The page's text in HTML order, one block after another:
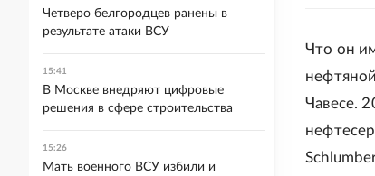
Что он
Чавесе.
Четверо белгородцев ранены в
результате атаки ВСУ
15:41
В Москве внедряют цифровые
решения в сфере строительства
15:26
Мать военного ВСУ избили и